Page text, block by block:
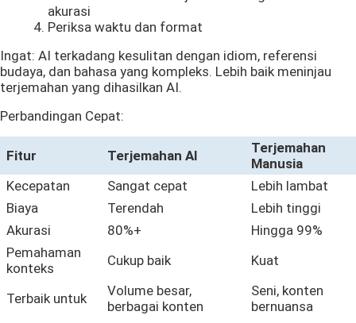
akurasi
Periksa waktu dan format
Ingat: AI terkadang kesulitan dengan idiom, referensi
budaya, dan bahasa yang kompleks. Lebih baik meninjau
terjemahan yang dihasilkan AI.
Perbandingan Cepat:
Fitur Terjemahan AI
Terjemahan
Manusia
Kecepatan
Sangat cepat
Lebih lambat
Biaya
Terendah
Lebih tinggi
Akurasi
80%+
Hingga 99%
Pemahaman
konteks
Cukup baik Kuat
Terbaik untuk
Volume besar,
berbagai konten
Seni, konten
bernuansa